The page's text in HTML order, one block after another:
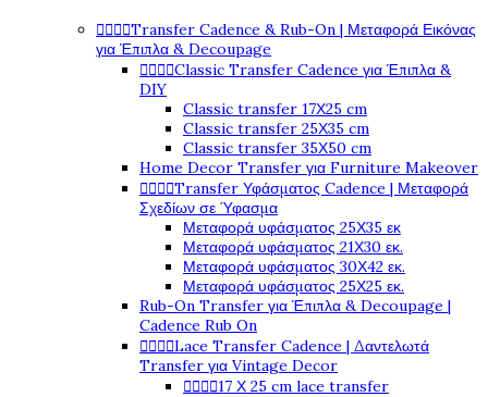
Transfer Cadence & Rub-On | Μεταφορά Εικόνας
για Έπιπλα & Decoupage
Classic Transfer Cadence για Έπιπλα &
DIY
Classic transfer 17Χ25 cm
Classic transfer 25Χ35 cm
Classic transfer 35Χ50 cm
Home Decor Transfer για Furniture Makeover
Transfer Υφάσματος Cadence | Μεταφορά
Σχεδίων σε Ύφασμα
Μεταφορά υφάσματος 25Χ35 εκ
Μεταφορά υφάσματος 21Χ30 εκ.
Μεταφορά υφάσματος 30Χ42 εκ.
Μεταφορά υφάσματος 25Χ25 εκ.
Rub-On Transfer για Έπιπλα & Decoupage |
Cadence Rub On
Lace Transfer Cadence | Δαντελωτά
Transfer για Vintage Decor
17 Χ 25 cm lace transfer